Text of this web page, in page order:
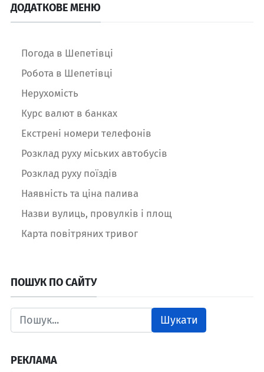
ДОДАТКОВЕ МЕНЮ
Погода в Шепетівці
Робота в Шепетівці
Нерухомість
Курс валют в банках
Екстрені номери телефонів
Розклад руху міських автобусів
Розклад руху поїздів
Наявність та ціна палива
Назви вулиць, провулків і площ
Карта повітряних тривог
ПОШУК ПО САЙТУ
Шукати
РЕКЛАМА